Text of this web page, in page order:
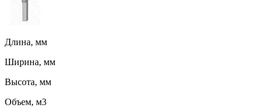
Длина, мм
Ширина, мм
Высота, мм
Объем, м3